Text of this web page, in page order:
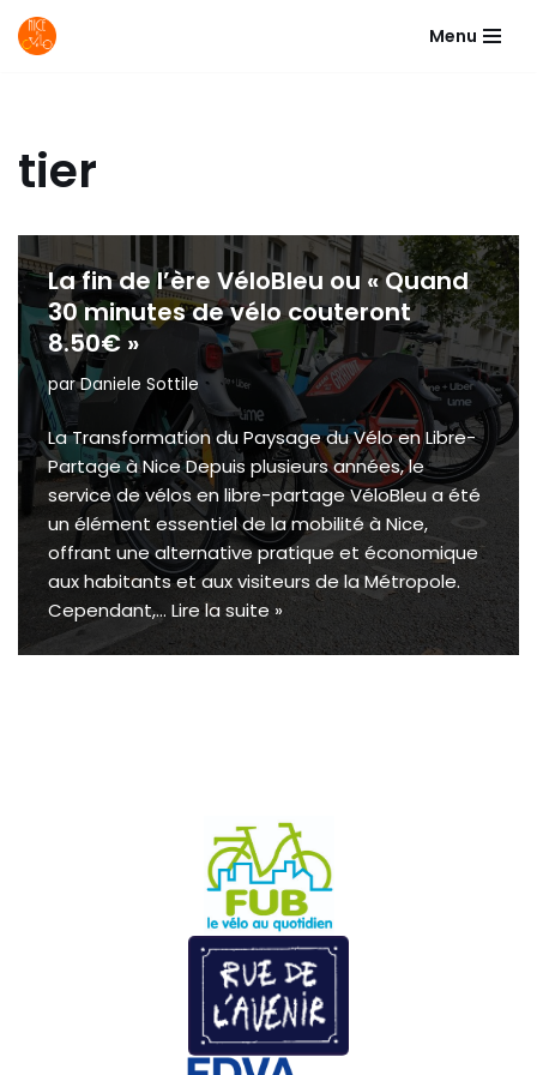
Menu
tier
La fin de l’ère VéloBleu ou « Quand
30 minutes de vélo couteront
8.50€ »
parDaniele Sottile
La Transformation du Paysage du Vélo en Libre-
Partage à Nice Depuis plusieurs années, le
service de vélos en libre-partage VéloBleu a été
un élément essentiel de la mobilité à Nice,
offrant une alternative pratique et économique
aux habitants et aux visiteurs de la Métropole.
Cependant,… Lire la suite »